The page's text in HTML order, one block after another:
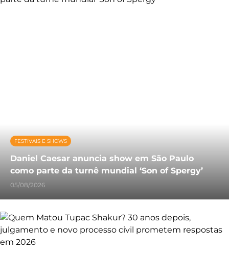
FESTIVAIS E SHOWS
Daniel Caesar anuncia show em São Paulo
como parte da turnê mundial ‘Son of Spergy’
05/08/2026